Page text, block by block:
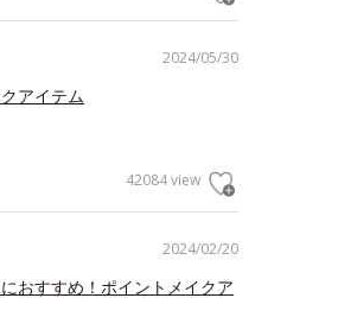
2024/05/30
アイテム
42084 view
2024/02/20
おすすめ！ポイントメイクア